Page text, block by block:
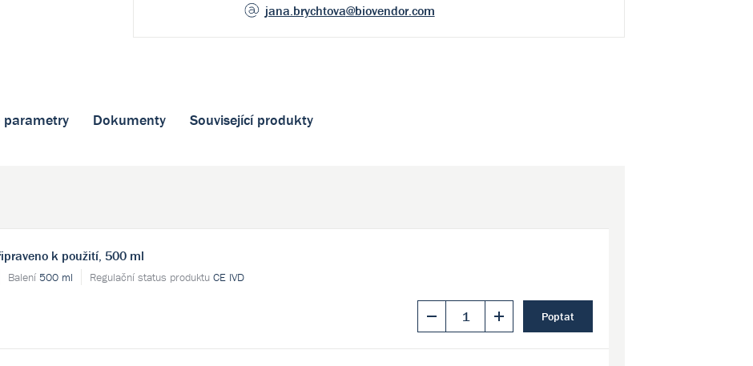
jana.brychtova@biovendor.com
parametry Dokumenty Související produkty
k použití, 500 ml
Balení 500 ml Regulační status produktu CE IVD
Poptat